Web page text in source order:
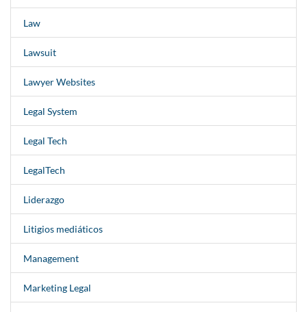
Law
Lawsuit
Lawyer Websites
Legal System
Legal Tech
LegalTech
Liderazgo
Litigios mediáticos
Management
Marketing Legal